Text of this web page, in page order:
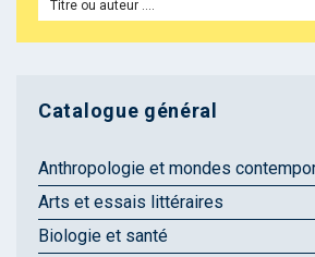
Catalogue général
Anthropologie et mondes
Arts et essais littéraires
Biologie et santé